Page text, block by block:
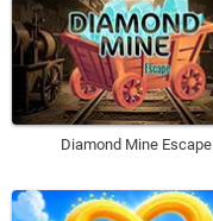
Diamond Mine Escape